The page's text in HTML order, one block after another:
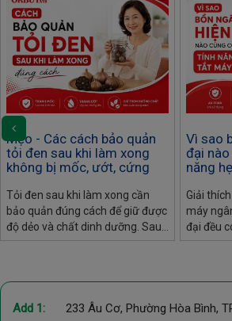
Mẹo - Các cách bảo quản
tỏi đen sau khi làm xong
không bị mốc, ướt, cứng
Tỏi đen sau khi làm xong cần
bảo quản đúng cách để giữ được
độ dẻo và chất dinh dưỡng. Sau
đây là các bảo quản và cách xử
Vì sao
đại
năng
Giải
máy
đại đều
động: an
Add 1: 233 Âu Cơ, Phường Hòa Bình,